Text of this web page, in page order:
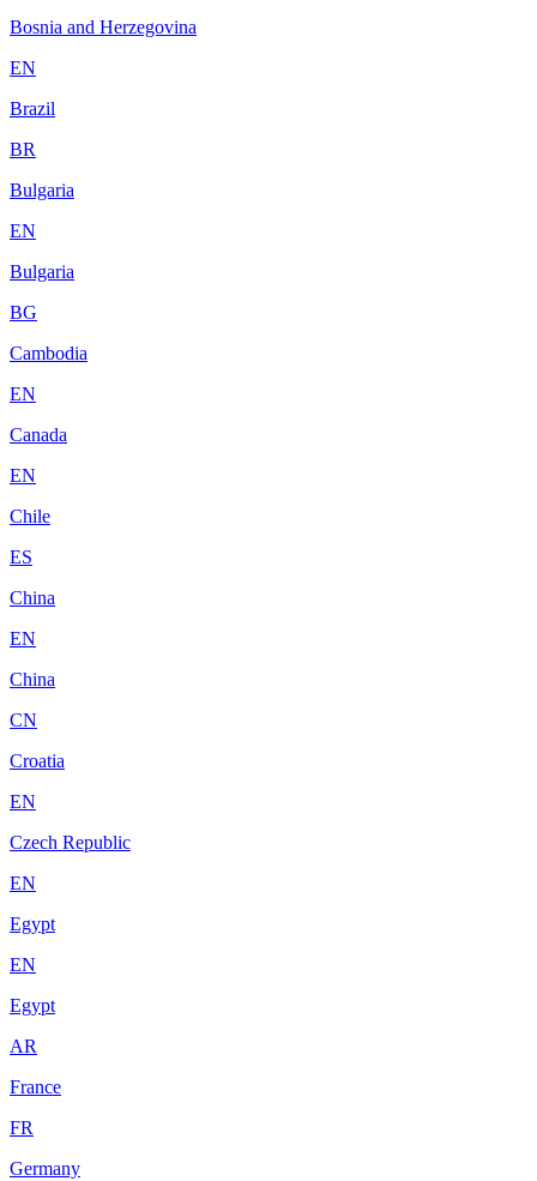
Bosnia and Herzegovina
EN
Brazil
BR
Bulgaria
EN
Bulgaria
BG
Cambodia
EN
Canada
EN
Chile
ES
China
EN
China
CN
Croatia
EN
Czech Republic
EN
Egypt
EN
Egypt
AR
France
FR
Germany